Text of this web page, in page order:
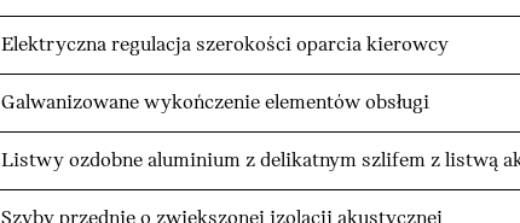
Elektryczna regulacja szerokości oparcia kierowcy
Galwanizowane wykończenie elementów obsługi
Listwy ozdobne aluminium z delikatnym szlifem z listwą